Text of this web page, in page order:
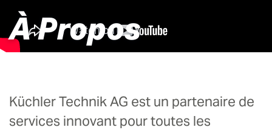
À Propos
Küchler Technik AG est un partenaire de
services innovant pour toutes les